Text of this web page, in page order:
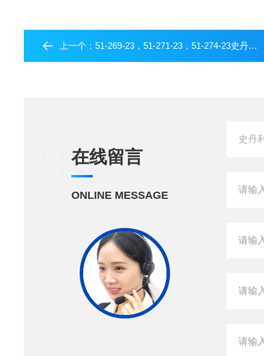
上一个：51-269-23，51-271-23，51-274-23史丹利STANLEY-硬木柄羊角锤
在线留言
ONLINE MESSAGE